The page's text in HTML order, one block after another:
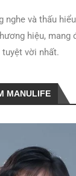
nghe và thấu
hiệu, mang
tuyệt vời nhất.
MANULIFE